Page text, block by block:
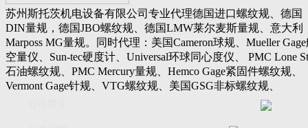
公司新闻
行业动态
设备展厅
资料下载
视频下载
资料下载
软件下载
苏州斯托茨机电设备有限公司专业代理德国进口螺纹规、德国
DIN量规，德国JBO螺纹规、德国LMW莱尔麦斯量规、意大利
Marposs MG量规。同时代理：美国Cameron球规、Mueller
空量仪、Sun-tec硬度计、Universal环球同心度仪、 PMC Lone
石油螺纹规、PMC Mercury量规、Hemco Gage紧固件螺纹规、
Vermont Gage针规、VTG螺纹规、美国GSG非标螺纹规、
Threadcheck航空螺纹规、 Westport医疗螺纹规、英国
惠氏螺纹规、Tru-thread石油螺纹规、美国Gagemaker单项仪，